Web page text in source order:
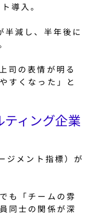
導入。
半減し、半年後に
司の表情が明る
すくなった」と
ィング企業
ジメント指標）が
も「チームの雰
同士の関係が深